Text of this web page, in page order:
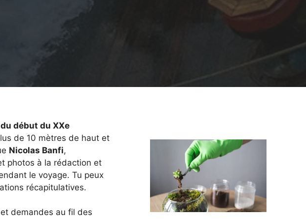
début du XXe
de 10 mètres de haut et
Nicolas Banfi,
photos à la rédaction et
le voyage. Tu peux
récapitulatives.
demandes au fil des